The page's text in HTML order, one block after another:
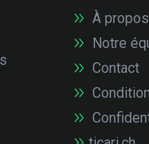
À propos
Notre
Contact